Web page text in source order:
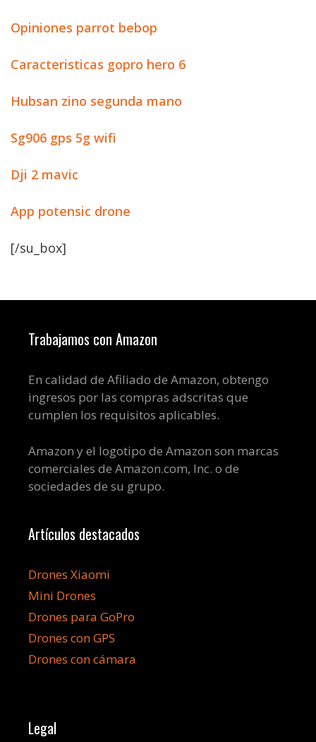
Opiniones parrot bebop
Caracteristicas gopro hero 6
Hubsan zino segunda mano
Sg906 gps 5g wifi
Dji 2 mavic
App potensic drone
[/su_box]
Trabajamos con Amazon
En calidad de Afiliado de Amazon, obtengo
ingresos por las compras adscritas que
cumplen los requisitos aplicables.
Amazon y el logotipo de Amazon son marcas
comerciales de Amazon.com, Inc. o de
sociedades de su grupo.
Artículos destacados
Drones Xiaomi
Mini Drones
Drones para GoPro
Drones con GPS
Drones con cámara
Legal